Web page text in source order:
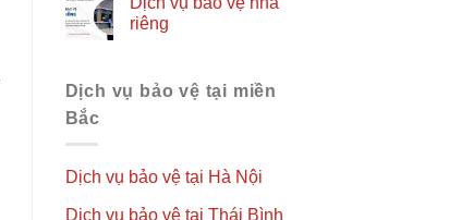
Hoá
riêng
Dịch vụ bảo vệ tại miền
Bắc
Dịch vụ bảo vệ tại Hà Nội
Dịch vụ bảo vệ tại Thái Bình